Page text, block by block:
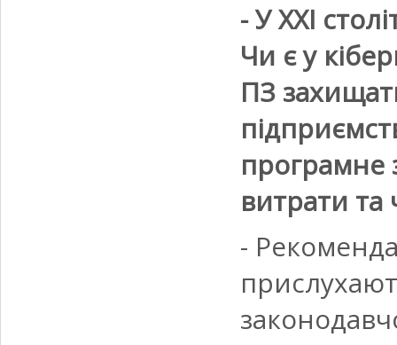
- У XXI
Чи є у
ПЗ
програмне
витрати та
-